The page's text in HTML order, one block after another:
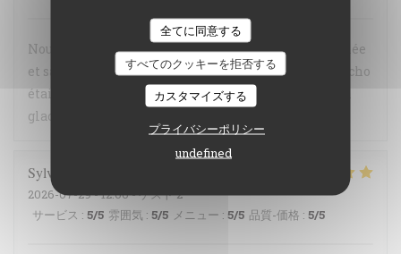
全てに同意する
すべてのクッキーを拒否する
カスタマイズする
プライバシーポリシー
undefined
Nous avons sincèrement apprécié la cuisine : raffinée
et savoureuse nous conseillons vivement ! Le gaspacho
était un pur délice Le filet mignon ultra fondant La
glace au thym une très belle découverte
Sylvie
2026-07-29- 12:00 - ゲスト 2
サービス : 5/5 雰囲気 : 5/5 メニュー : 5/5 品質-価格 : 5/5